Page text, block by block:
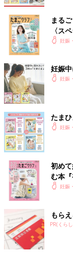
まる
〈ス
妊娠
妊娠
妊娠
たま
妊娠
初め
む本
妊娠
もら
PR(くら